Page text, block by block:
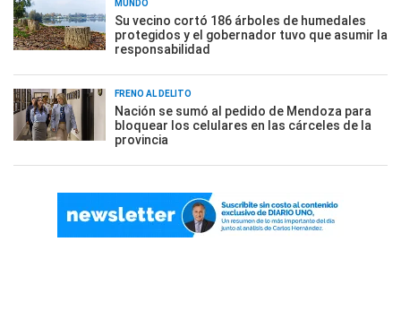
MUNDO
Su vecino cortó 186 árboles de humedales
protegidos y el gobernador tuvo que asumir la
responsabilidad
FRENO AL DELITO
Nación se sumó al pedido de Mendoza para
bloquear los celulares en las cárceles de la
provincia